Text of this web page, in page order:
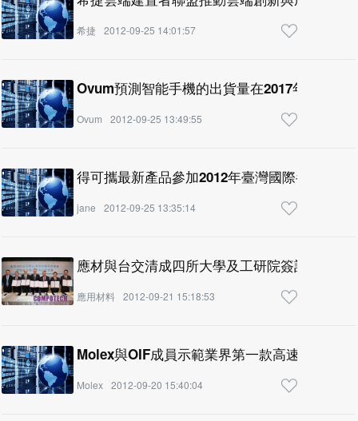
希捷 2012-09-25 14:01:57
Ovum預測智能手機的出貨量在2017年將達至
Ovum 2012-09-25 13:49:55
得可攜最新產品參加2012年臺灣國際半導體展
jane 2012-09-25 13:35:14
應材與台交清成四所大學及工研院簽訂研發合
應用材料 2012-09-21 15:18:53
Molex與OIF成員示範業界第一款高速互連解決
Molex 2012-09-20 15:40:04